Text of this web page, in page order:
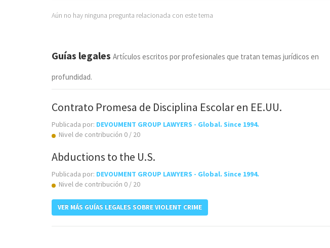
Aún no hay ninguna pregunta relacionada con este tema
Guías legales Artículos escritos por profesionales que tratan temas jurídicos en
profundidad.
Contrato Promesa de Disciplina Escolar en EE.UU.
Publicada por: DEVOUMENT GROUP LAWYERS - Global. Since 1994.
Nivel de contribución 0 / 20
Abductions to the U.S.
Publicada por: DEVOUMENT GROUP LAWYERS - Global. Since 1994.
Nivel de contribución 0 / 20
VER MÁS GUÍAS LEGALES SOBRE VIOLENT CRIME